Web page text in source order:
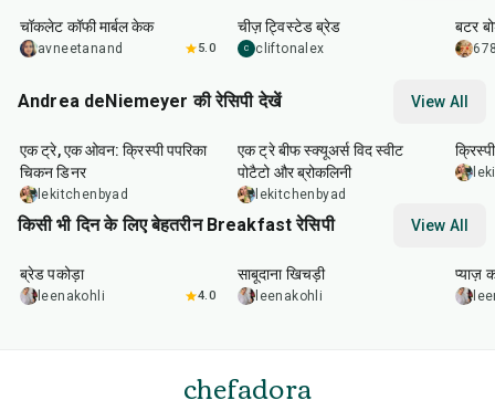
चॉकलेट कॉफी मार्बल केक
avneetanand 5.0
चीज़ ट्विस्टेड ब्रेड
C cliftonalex
बटर
Andrea deNiemeyer की रेसिपी देखें View All
एक ट्रे, एक ओवन: क्रिस्पी पपरिका
चिकन डिनर
lekitchenbyad
45min
एक ट्रे बीफ स्क्यूअर्स विद स्वीट
पोटैटो और ब्रोकलिनी
lekitchenbyad
किसी भी दिन के लिए बेहतरीन Breakfast रेसिपी View All
15
ब्रेड पकोड़ा
leenakohli 4.0
min
साबूदाना खिचड़ी
leenakohli
प्याज़
chefadora